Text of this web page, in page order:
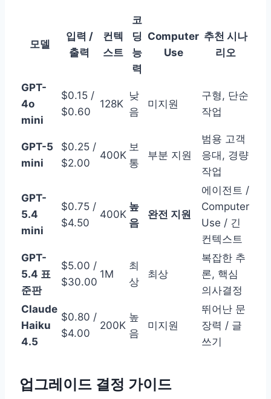
모델
입력 /
출력
컨텍
스트
코
딩
능
력
Computer
Use
추천 시나
리오
GPT-
4o
mini
$0.15 /
$0.60
128K
낮
음
미지원
구형, 단순
작업
GPT-5
mini
$0.25 /
$2.00
400K
보
통
부분 지원
범용 고객
응대, 경량
작업
GPT-
5.4
mini
$0.75 /
$4.50
400K
높
음
완전 지원
에이전트 /
Computer
Use / 긴
컨텍스트
GPT-
5.4 표
준판
$5.00 /
$30.00
1M
최
상
최상
복잡한 추
론, 핵심
의사결정
Claude
Haiku
4.5
$0.80 /
$4.00
200K
높
음
미지원
뛰어난 문
장력 / 글
쓰기
업그레이드 결정 가이드